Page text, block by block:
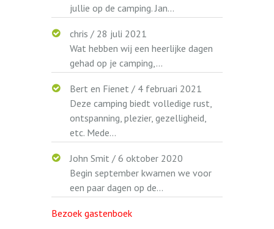
jullie op de camping. Jan...
chris / 28 juli 2021
Wat hebben wij een heerlijke dagen
gehad op je camping,...
Bert en Fienet / 4 februari 2021
Deze camping biedt volledige rust,
ontspanning, plezier, gezelligheid,
etc. Mede...
John Smit /6 oktober 2020
Begin september kwamen we voor
een paar dagen op de...
Bezoek gastenboek